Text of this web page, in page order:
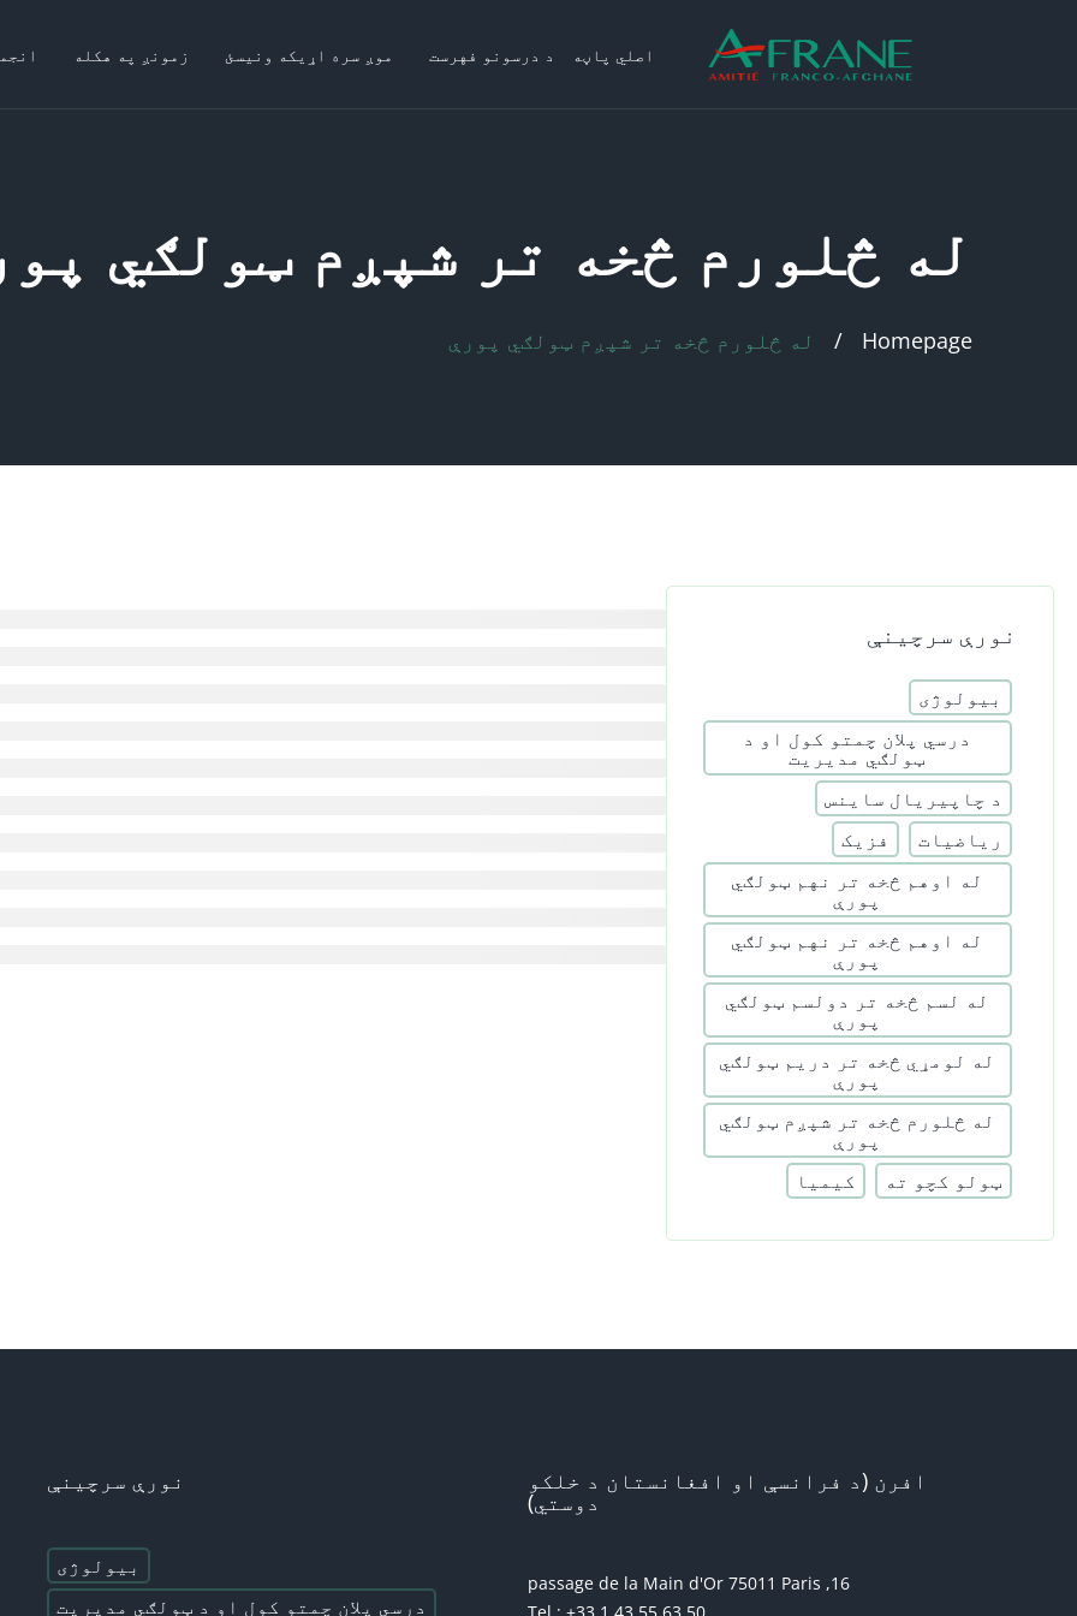
اصلي پاڼه د درسونو فهرست موږ سره اړیکه ونیسئ زمونږ په هکله
له څلورم څخه تر شپږم ټولګي
Homepage له څلورم څخه تر شپږم ټولګي پورې
نورې سرچینې
بیولوژی
درسي پلان چمتو کول او د
ټولګي مدیریت
د چاپیریال ساینس
ریاضیات
فزیک
له اوهم څخه تر نهم ټولګي
پورې
له اوهم څخه تر نهم ټولګي
پورې
له لسم څخه تر دولسم ټولګي
پورې
له لومړي څخه تر دریم ټولګي
پورې
له څلورم څخه تر شپږم ټولګي
پورې
ټولو کچو ته
کیمیا
افرن (د فرانسې او افغانستان د خلکو
دوستي)
16, passage de la Main d'Or 75011 Paris
نورې سرچینې
بیولوژی
درسي پلان چمتو کول او د ټولګي مدیریت